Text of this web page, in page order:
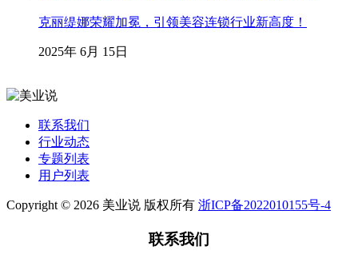
克丽缇娜荣耀加冕，引领美容连锁行业新高度！
2025年 6月 15日
联系我们
行业动态
专题列表
用户列表
Copyright © 2026 美业说 版权所有 浙ICP备2022010155号-4
联系我们